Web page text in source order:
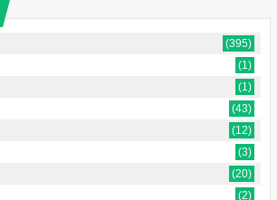
(395)
(1)
(1)
(43)
(12)
(3)
(20)
(2)